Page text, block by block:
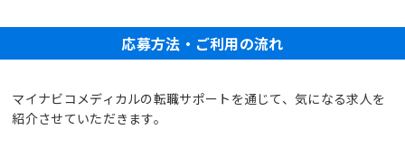
応募方法・ご利用の流れ
マイナビコメディカルの転職サポートを通じて、気になる求人を
紹介させていただきます。